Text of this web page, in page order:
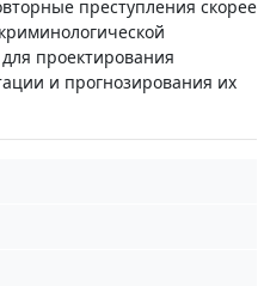
преступления скорее
проектирования
и прогнозирования их